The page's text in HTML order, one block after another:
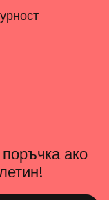
ако